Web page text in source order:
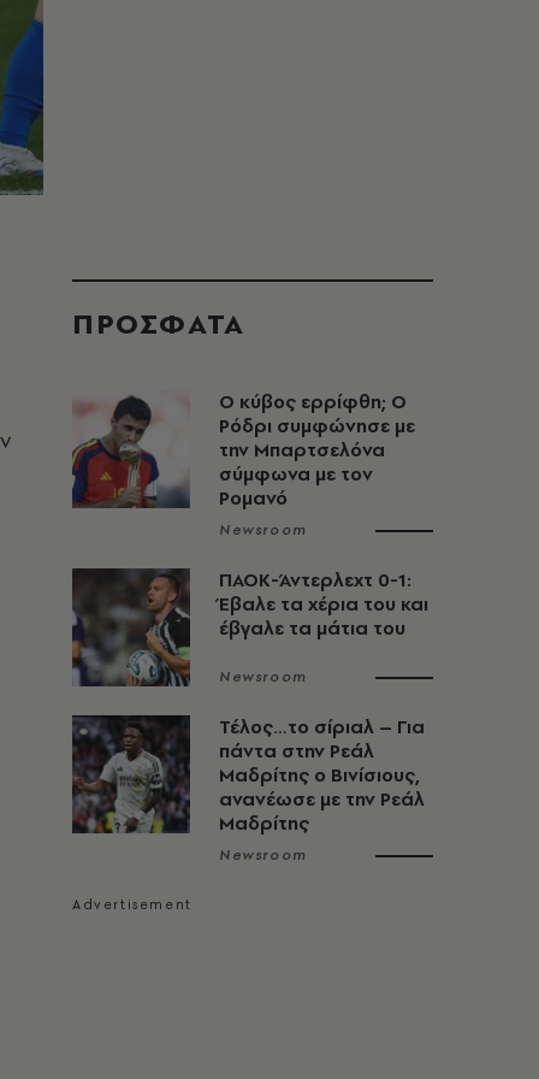
ΠΡΟΣΦΑΤΑ
O κύβος ερρίφθη; Ο
Ρόδρι συμφώνησε με
την Μπαρτσελόνα
σύμφωνα με τον
Ρομανό
Newsroom
ΠΑΟΚ-Άντερλεχτ 0-1:
Έβαλε τα χέρια του και
έβγαλε τα μάτια του
Newsroom
Τέλος…το σίριαλ – Για
πάντα στην Ρεάλ
Μαδρίτης ο Βινίσιους,
ανανέωσε με την Ρεάλ
Μαδρίτης
Newsroom